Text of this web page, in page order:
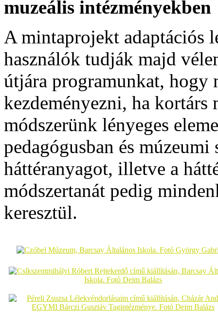
muzeális intézményekben
A mintaprojekt adaptációs
használók tudják majd
útjára programunkat, hogy
kezdeményezni, ha
módszerünk lényeges
pedagógusban és
háttéranyagot, illetve a
módszertanát pedig
keresztül.